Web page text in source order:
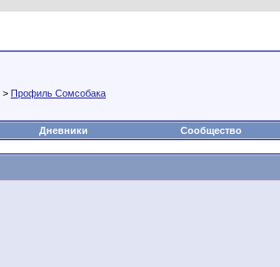
> Профиль Сомсобака
Дневники Сообщество